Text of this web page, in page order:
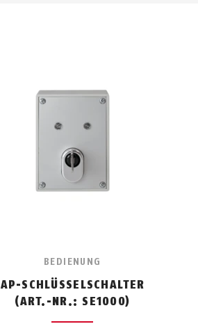
BEDIENUNG
AP-SCHLÜSSELSCHALTER
(ART.-NR.: SE1000)